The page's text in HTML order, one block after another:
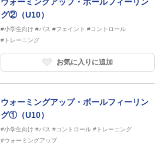
グ②（U10）
#小学生向け #パス #フェイント #コントロール
#トレーニング
お気に入りに追加
ウォーミングアップ・ボールフィーリン
グ①（U10）
#小学生向け #パス #コントロール #トレーニング
#ウォーミングアップ